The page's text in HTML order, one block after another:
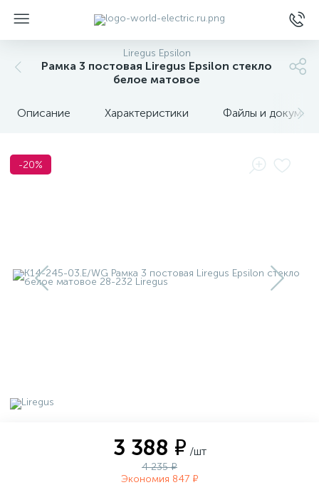
Liregus Epsilon
Рамка 3 постовая Liregus Epsilon стекло
белое матовое
Описание Характеристики Файлы и
-20%
3 388 ₽ /шт
4 235 ₽
Экономия 847 ₽